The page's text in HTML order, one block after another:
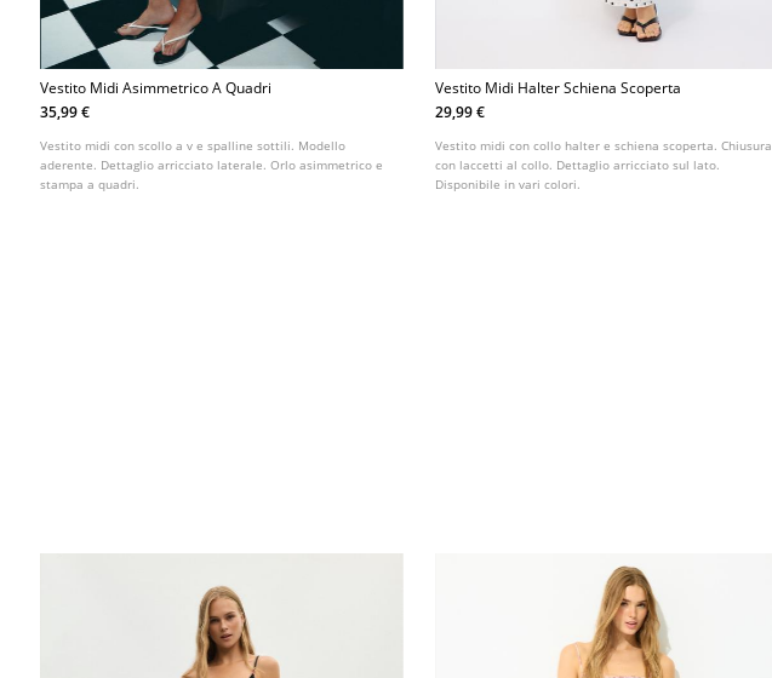
Vestito Midi Asimmetrico A Quadri
35,99 €
Vestito midi con scollo a v e spalline sottili. Modello
aderente. Dettaglio arricciato laterale. Orlo asimmetrico e
stampa a quadri.
Vestito Midi Halter Schiena Scoperta
29,99 €
Vestito midi con collo halter e schiena scoperta. Chiusura
con laccetti al collo. Dettaglio arricciato sul lato.
Disponibile in vari colori.